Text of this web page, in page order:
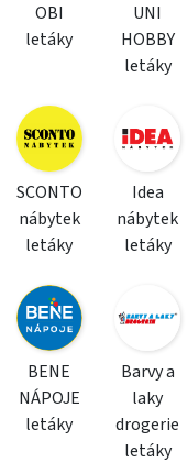
OBI
letáky
UNI
HOBBY
letáky
SCONTO
nábytek
letáky
Idea
nábytek
letáky
BENE
NÁPOJE
letáky
Barvy a
laky
drogerie
letáky